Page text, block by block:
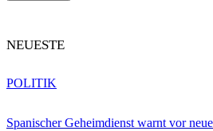
NEUESTE
Spanischer Geheimdienst warnt vor
POLITIK